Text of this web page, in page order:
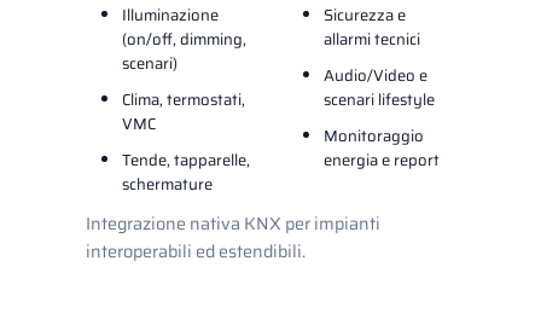
Illuminazione
(on/off, dimming,
scenari)
Clima, termostati,
VMC
Tende, tapparelle,
schermature
Sicurezza e
allarmi tecnici
Audio/Video e
scenari lifestyle
Monitoraggio
energia e report
Integrazione nativa KNX per impianti
interoperabili ed estendibili.